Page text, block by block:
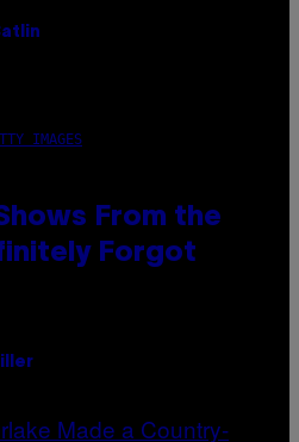
IMAGES
From the
Forgot